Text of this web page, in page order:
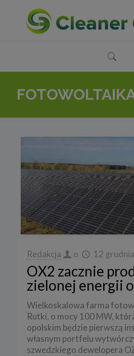
Redakcja o 12
OX2 zacznie
zielonej energii
Wielkoskalowa farma
Rutki, o mocy 100 MW,
opolskim będzie pierwszą
własnym portfelu
szwedzkiego dewelopera